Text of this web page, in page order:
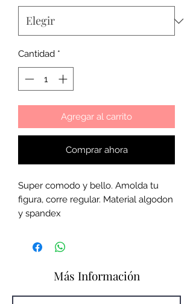
Cantidad *
Agregar al carrito
Comprar ahora
Super comodo y bello. Amolda tu
figura, corre regular. Material algodon
y spandex
Más Información